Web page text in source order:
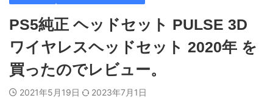
PS5純正 ヘッドセット PULSE 3D
ワイヤレスヘッドセット 2020年 を
買ったのでレビュー。
2021年5月19日 2023年7月1日